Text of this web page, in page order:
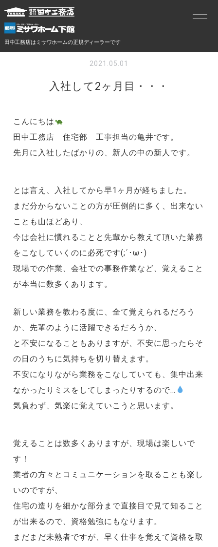
田中工務店はミサワホームの正規ディーラーです
2021.05.01
入社して2ヶ月目・・・
こんにちは
田中工務店 住宅部 工事担当の亀井です。
先月に入社したばかりの、新人の中の新人です。
とは言え、入社してから早1ヶ月が経ちました。
まだ分からないことの方が圧倒的に多く、出来ない
ことも山ほどあり、
今は会社に慣れることと先輩から教えて頂いた業務
をこなしていくのに必死です(;´･ω･)
現場での作業、会社での事務作業など、覚えること
が本当に数多くあります。
新しい業務を教わる度に、全て覚えられるだろう
か、先輩のように活躍できるだろうか、
と不安になることもありますが、不安に思ったらそ
の日のうちに気持ちを切り替えます。
不安になりながら業務をこなしていても、集中出来
なかったりミスをしてしまったりするので…
気負わず、気楽に覚えていこうと思います。
覚えることは数多くありますが、現場は楽しいで
す！
業者の方々とコミュニケーションを取ることも楽し
いのですが、
住宅の造りを細かな部分まで直接目で見て知ること
が出来るので、資格勉強にもなります。
まだまだ未熟者ですが、早く仕事を覚えて資格を取